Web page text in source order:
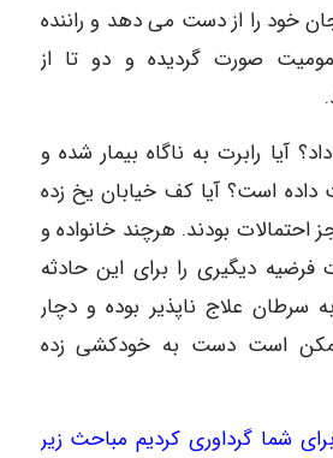
خود را از دست می دهد و راننده
صورت گردیده و دو تا از
آیا رابرت به ناگاه بیمار شده و
داده است؟ آیا کف خیابان یخ زده
احتمالات بودند. هرچند خانواده و
فرضیه دیگیری را برای این حادثه
سرطان علاج ناپذیر بوده و دچار
است دست به خودکشی زده
شما گرداوری کردیم مباحث زیر